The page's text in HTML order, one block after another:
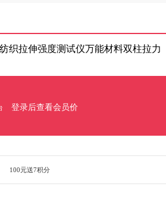
织拉伸强度测试仪万能材料双柱拉力
登录后查看会员价
100元送7积分